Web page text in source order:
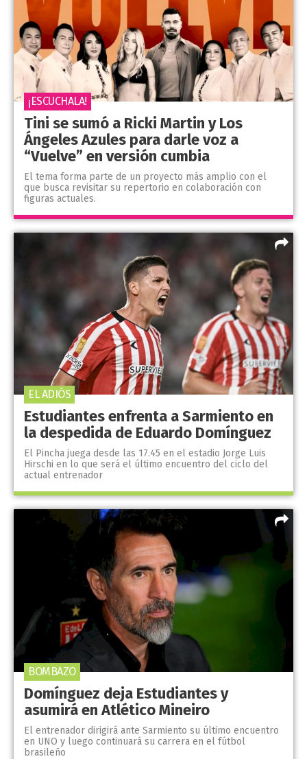
Tini se sumó a Ricki Martin y Los
Ángeles Azules para darle voz a
“Vuelve” en versión cumbia
El tema forma parte de un proyecto más amplio con el
que busca revisitar su repertorio en colaboración con
figuras actuales.
¡ESCUCHALA!
Estudiantes enfrenta a Sarmiento en
la despedida de Eduardo Domínguez
El Pincha juega desde las 17.45 en el estadio Jorge Luis
Hirschi en lo que será el último encuentro del ciclo del
actual entrenador
EL ADIÓS
Domínguez deja Estudiantes y
asumirá en Atlético Mineiro
El entrenador dirigirá ante Sarmiento su último encuentro
en UNO y luego continuará su carrera en el fútbol
brasileño
BOMBAZO